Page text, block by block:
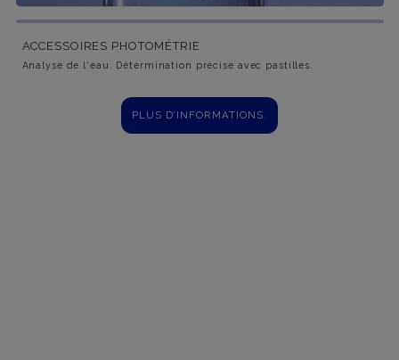
ACCESSOIRES PHOTOMÉTRIE
Analyse de l'eau. Détermination précise avec pastilles.
PLUS D’INFORMATIONS.